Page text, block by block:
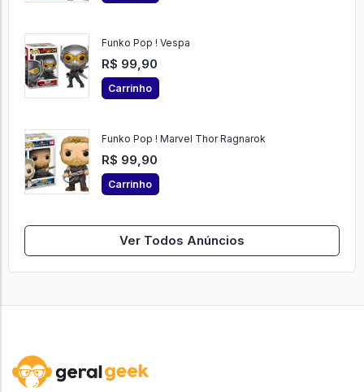
Funko Pop ! Vespa
R$ 99,90
Carrinho
Funko Pop ! Marvel Thor Ragnarok
R$ 99,90
Carrinho
Ver Todos Anúncios